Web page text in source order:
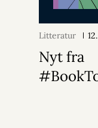
Litteratur
Nyt fra